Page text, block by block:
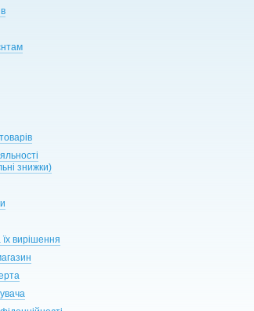
знижки)
вирішення